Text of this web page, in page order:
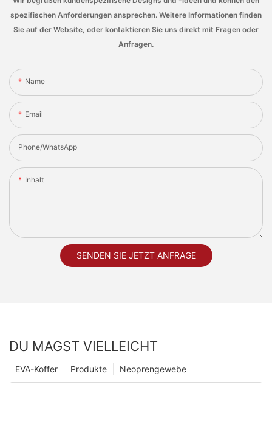
spezifischen Anforderungen ansprechen. Weitere Informationen finden
Sie auf der Website, oder kontaktieren Sie uns direkt mit Fragen oder
Anfragen.
Name
Email
Phone/whatsApp
Inhalt
SENDEN SIE JETZT ANFRAGE
DU MAGST VIELLEICHT
Neoprengewebe
Produkte
EVA-Koffer